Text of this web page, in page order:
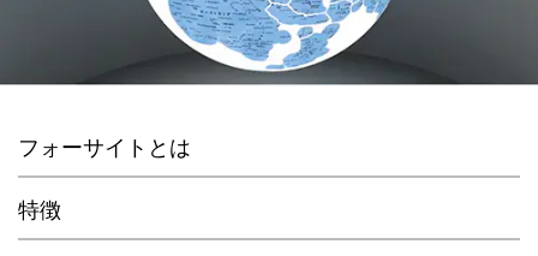
フォーサイトとは
特徴